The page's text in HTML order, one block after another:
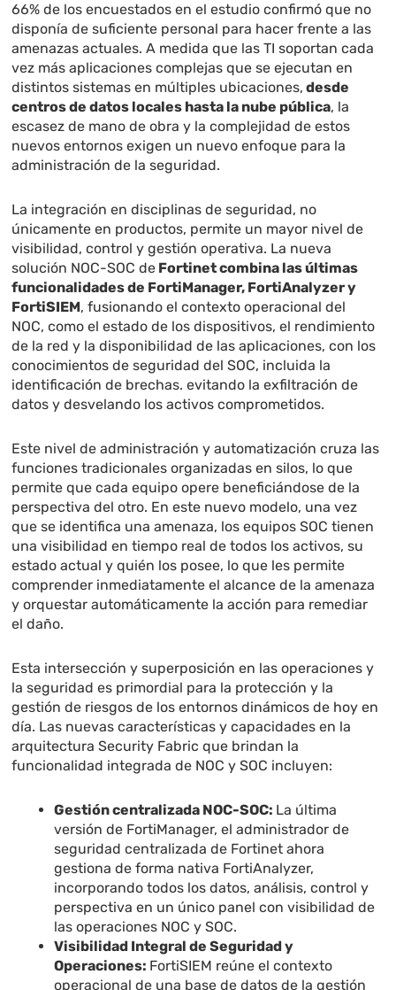
66% de los encuestados en el estudio confirmó que no
disponía de suficiente personal para hacer frente a las
amenazas actuales. A medida que las TI soportan cada
vez más aplicaciones complejas que se ejecutan en
distintos sistemas en múltiples ubicaciones, desde
centros de datos locales hasta la nube pública, la
escasez de mano de obra y la complejidad de estos
nuevos entornos exigen un nuevo enfoque para la
administración de la seguridad.
La integración en disciplinas de seguridad, no
únicamente en productos, permite un mayor nivel de
visibilidad, control y gestión operativa. La nueva
solución NOC-SOC de Fortinet combina las últimas
funcionalidades de FortiManager, FortiAnalyzer y
FortiSIEM, fusionando el contexto operacional del
NOC, como el estado de los dispositivos, el rendimiento
de la red y la disponibilidad de las aplicaciones, con los
conocimientos de seguridad del SOC, incluida la
identificación de brechas. evitando la exfiltración de
datos y desvelando los activos comprometidos.
Este nivel de administración y automatización cruza las
funciones tradicionales organizadas en silos, lo que
permite que cada equipo opere beneficiándose de la
perspectiva del otro. En este nuevo modelo, una vez
que se identifica una amenaza, los equipos SOC tienen
una visibilidad en tiempo real de todos los activos, su
estado actual y quién los posee, lo que les permite
comprender inmediatamente el alcance de la amenaza
y orquestar automáticamente la acción para remediar
el daño.
Esta intersección y superposición en las operaciones y
la seguridad es primordial para la protección y la
gestión de riesgos de los entornos dinámicos de hoy en
día. Las nuevas características y capacidades en la
arquitectura Security Fabric que brindan la
funcionalidad integrada de NOC y SOC incluyen:
Gestión centralizada NOC-SOC: La última
versión de FortiManager, el administrador de
seguridad centralizada de Fortinet ahora
gestiona de forma nativa FortiAnalyzer,
incorporando todos los datos, análisis, control y
perspectiva en un único panel con visibilidad de
las operaciones NOC y SOC.
Visibilidad Integral de Seguridad y
Operaciones: FortiSIEM reúne el contexto
operacional de una base de datos de la gestión